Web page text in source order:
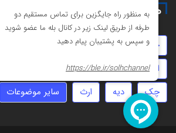
همه چیز درباره
خیانت ثبت شرکت
انحصار وراثت
زورگیری
چک
دیه ارث سایر موضوعات